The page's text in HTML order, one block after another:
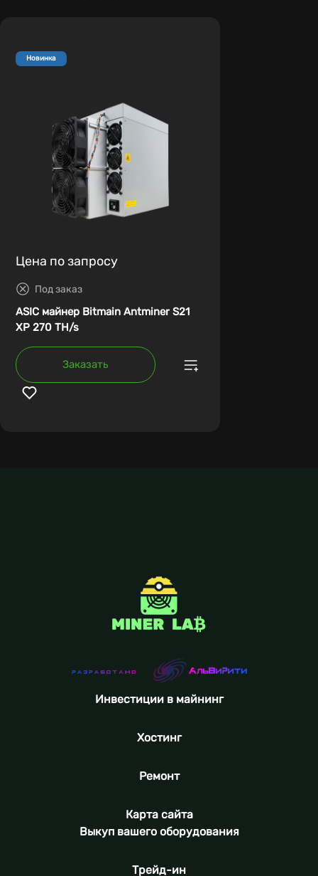
Новинка
Цена по запросу
Под заказ
ASIC майнер Bitmain Antminer S21
XP 270 TH/s
Заказать
Инвестиции в майнинг
Хостинг
Ремонт
Карта сайта
Выкуп вашего оборудования
Трейд-ин